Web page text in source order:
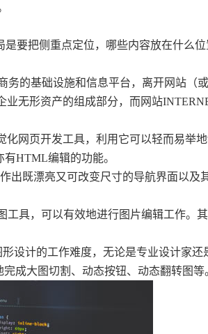
要把侧重点定位，哪些内容放在什么位
务的基础设施和信息平台，离开网站（
无形资产的组成部分，而网站
化网页开发工具，利用它可以轻而易举
HTML编辑的功能。
出既漂亮又可改变尺寸的导航界面以及
工具，可以有效地进行图片编辑工作。
设计的工作难度，无论是专业设计家还
成大图切割、动态按钮、动态翻转图等